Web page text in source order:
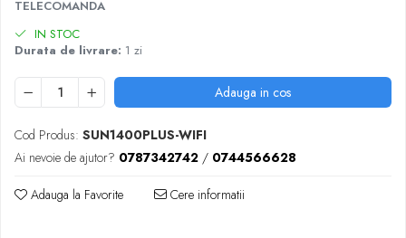
TELECOMANDA
IN STOC
Durata de livrare: 1 zi
Adauga in cos
Cod Produs: SUN1400PLUS-WIFI
Ai nevoie de ajutor? 0787342742 / 0744566628
Adauga la Favorite Cere informatii